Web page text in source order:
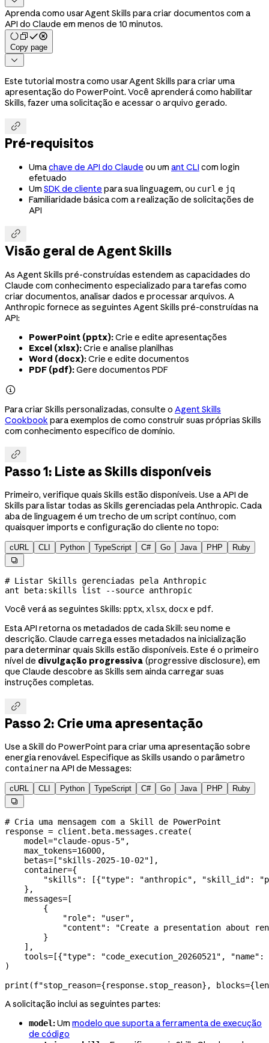
Aprenda como usar Agent Skills para criar documentos com a
API do Claude em menos de 10 minutos.
Copy page

Este tutorial mostra como usar Agent Skills para criar uma
apresentação do PowerPoint. Você aprenderá como habilitar
Skills, fazer uma solicitação e acessar o arquivo gerado.

Pré-requisitos
Umachave de API do Claude ou um ant CLI com login
efetuado
Um SDK de cliente para sua linguagem, ou curl e jq
Familiaridade básica com a realização de solicitações de
API

Visão geral de Agent Skills
As Agent Skills pré-construídas estendem as capacidades do
Claude com conhecimento especializado para tarefas como
criar documentos, analisar dados e processar arquivos. A
Anthropic fornece as seguintes Agent Skills pré-construídas na
API:
PowerPoint (pptx):Crie e edite apresentações
Excel (xlsx):Crie e analise planilhas
Word (docx):Crie e edite documentos
PDF (pdf):Gere documentos PDF

Para criar Skills personalizadas, consulte o Agent Skills
Cookbook para exemplos de como construir suas próprias Skills
com conhecimento específico de domínio.

Passo 1: Liste as Skills disponíveis
Primeiro, verifique quais Skills estão disponíveis. Use a API de
Skills para listar todas as Skills gerenciadas pela Anthropic. Cada
aba de linguagem é um trecho de um script contínuo, com
quaisquer imports e configuração do cliente no topo:
cURL CLI Python TypeScript C# Go Java PHP Ruby

# Listar Skills gerenciadas pela Anthropic
ant beta:skills list --source anthropic
Você verá as seguintes Skills: pptx, xlsx, docxe pdf.
Esta API retorna os metadados de cada Skill: seu nome e
descrição. Claude carrega esses metadados na inicialização
para determinar quais Skills estão disponíveis. Este é o primeiro
nível de divulgação progressiva (progressive disclosure), em
que Claude descobre as Skills sem ainda carregar suas
instruções completas.

Passo 2: Crie uma apresentação
Use a Skill do PowerPoint para criar uma apresentação sobre
energia renovável. Especifique as Skills usando o parâmetro
containerna API de Messages:
cURL CLI Python TypeScript C# Go Java PHP Ruby

# Cria uma mensagem com a Skill de PowerPoint
response = client.beta.messages.create(
    model
="claude-opus-5" ,
    max_tokens
=16000,
    betas
= [ "skills-2025-10-02"],
    container
={
        "skills"
: [{"type" : "anthropic" , "skill_id" :
    },
    messages
= [
        {
            "role"
: "user" ,
            "content"
:
"Create a presentation about
        }
    ],
    tools
= [{"type" : "code_execution_20260521" , "name" :
)
print (f"stop_reason={response.stop_reason} , blocks={len
A solicitação inclui as seguintes partes:
model:Um modelo que suporta a ferramenta de execução
de código